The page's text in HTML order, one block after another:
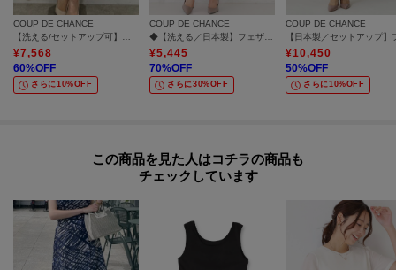
COUP DE CHANCE
【洗える/セットアップ可】ツイード調ニットスカート
¥7,568
60%OFF
さらに10%OFF
COUP DE CHANCE
◆【洗える／日本製】フェザータイトスカート
¥5,445
70%OFF
さらに30%OFF
COUP DE CHANCE
¥10,450
50%OFF
さらに10%OFF
この商品を見た人はコチラの商品も
チェックしています